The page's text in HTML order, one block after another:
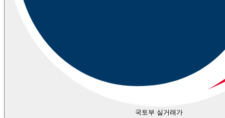
국토부 실거래가